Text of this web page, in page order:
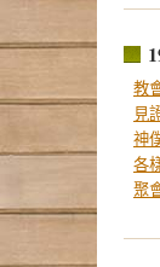
教
見
神
各
聚